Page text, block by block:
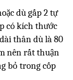
dù gấp 2 tự
có kích thước
thân dù là 80
nên rất thuận
bỏ trong cốp